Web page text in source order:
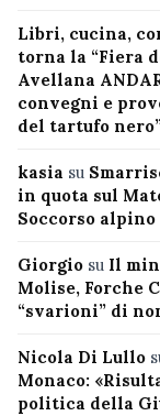
Libri, cucina,
torna la “Fiera
Avellana
convegni e
del tartufo
kasia su
in quota sul
Soccorso alpino
Giorgio su Il
Molise, Forche
“svarioni” di
Nicola Di Lullo
Monaco:
politica della